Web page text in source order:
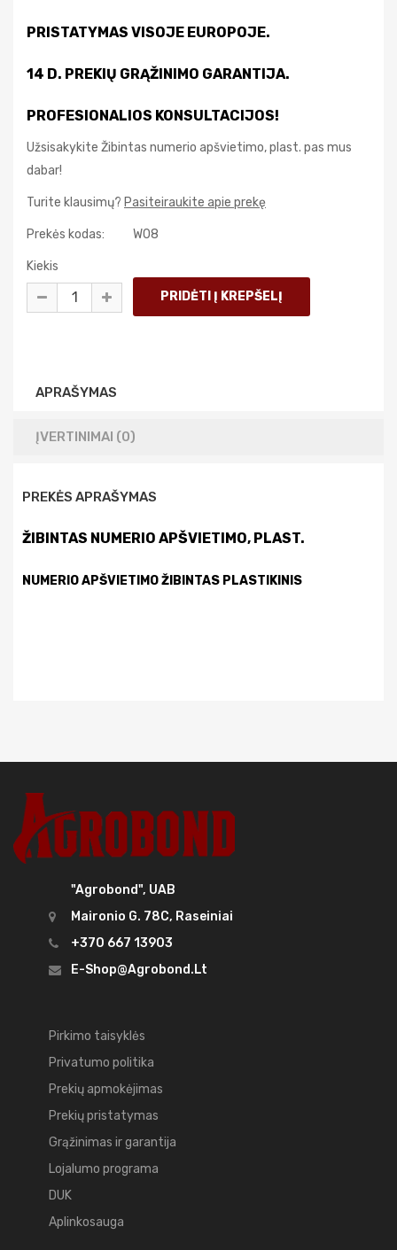
PRISTATYMAS VISOJE EUROPOJE.
14 D. PREKIŲ GRĄŽINIMO GARANTIJA.
PROFESIONALIOS KONSULTACIJOS!
Užsisakykite Žibintas numerio apšvietimo, plast. pas mus
dabar!
Turite klausimų? Pasiteiraukite apie prekę
Prekės kodas: W08
Kiekis
APRAŠYMAS
ĮVERTINIMAI (0)
PREKĖS APRAŠYMAS
ŽIBINTAS NUMERIO APŠVIETIMO, PLAST.
NUMERIO APŠVIETIMO ŽIBINTAS PLASTIKINIS
"Agrobond", UAB
Maironio G. 78C, Raseiniai
+370 667 13903
E-Shop@agrobond.lt
Pirkimo taisyklės
Privatumo politika
Prekių apmokėjimas
Prekių pristatymas
Grąžinimas ir garantija
Lojalumo programa
DUK
Aplinkosauga